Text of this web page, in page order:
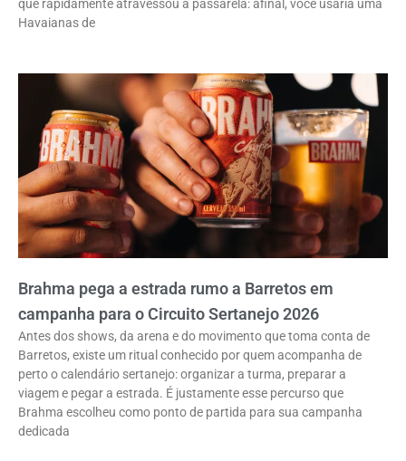
que rapidamente atravessou a passarela: afinal, você usaria uma
Havaianas de
Brahma pega a estrada rumo a Barretos em
campanha para o Circuito Sertanejo 2026
Antes dos shows, da arena e do movimento que toma conta de
Barretos, existe um ritual conhecido por quem acompanha de
perto o calendário sertanejo: organizar a turma, preparar a
viagem e pegar a estrada. É justamente esse percurso que
Brahma escolheu como ponto de partida para sua campanha
dedicada